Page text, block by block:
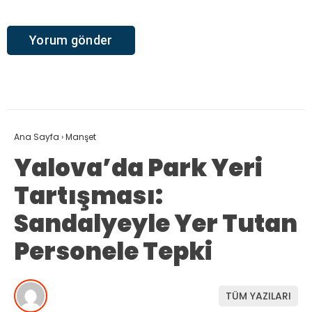
Ana Sayfa ›Manşet
Yalova’da Park Yeri
Tartışması:
Sandalyeyle Yer Tutan
Personele Tepki
TÜM YAZILARI